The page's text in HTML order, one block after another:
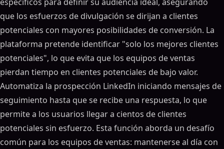
que los esfuerzos de divulgación se dirijan a clientes
potenciales con mayores posibilidades de conversión. La
plataforma pretende identificar "solo los mejores clientes
potenciales", lo que evita que los equipos de ventas
pierdan tiempo en clientes potenciales de bajo valor.
Automatiza la prospección LinkedIn iniciando mensajes de
seguimiento hasta que se recibe una respuesta, lo que
permite a los usuarios llegar a cientos de clientes
potenciales sin esfuerzo. Esta función aborda un desafío
común para los equipos de ventas: mantenerse al día con